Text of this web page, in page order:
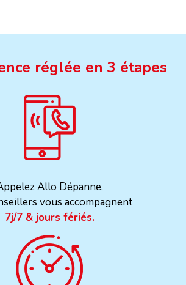
réglée en 3 étapes
Allo Dépanne,
vous accompagnent
7j/7 & jours fériés.